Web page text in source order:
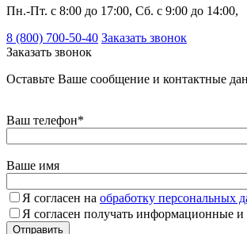
Пн.-Пт. с 8:00 до 17:00, Сб. с 9:00 до
8 (800) 700-50-40 Заказать звонок
Заказать звонок
Оставьте Ваше сообщение и контактные
Ваш телефон*
Ваше имя
Я согласен на обработку персональных
Я согласен получать информационные